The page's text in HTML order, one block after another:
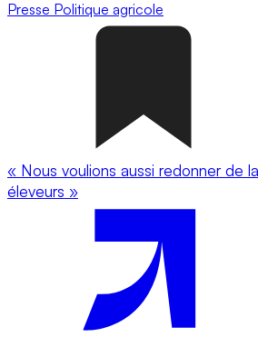
Presse Politique agricole
« Nous voulions aussi redonner de
éleveurs »